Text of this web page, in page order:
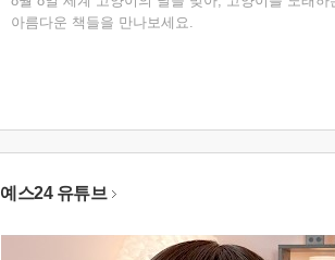
아름다운 책들을 만나보세요.
예스24 유튜브